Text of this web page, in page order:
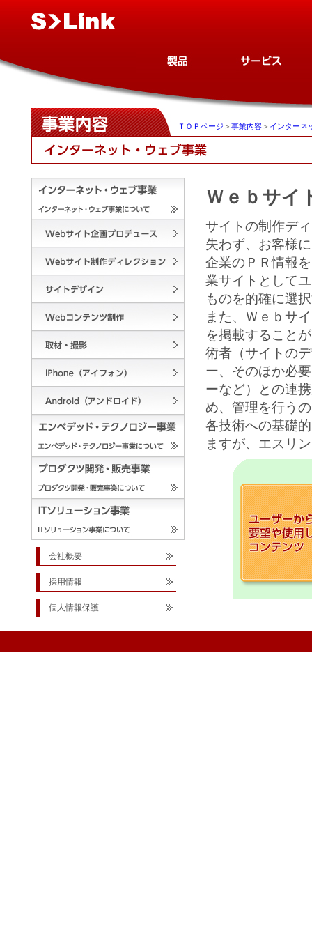
ＴＯＰページ ＞ 事業内容 ＞ インターネ
会社概要
採用情報
個人情報保護
Ｗｅｂサイ
サイトの制作デ
失わず、お客様
企業のＰＲ情報
業サイトとして
ものを的確に選
また、Ｗｅｂサ
を掲載すること
術者（サイトの
ー、そのほか必
ーなど）との連
め、管理を行う
各技術への基礎
ますが、エスリ